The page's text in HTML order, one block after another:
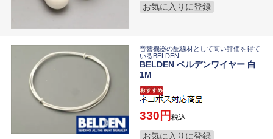
お気に入りに登録
音響機器の配線材として高い評価を得て
いるBELDEN
BELDEN ベルデンワイヤー 白
1M
330 税込
お気に入りに登録